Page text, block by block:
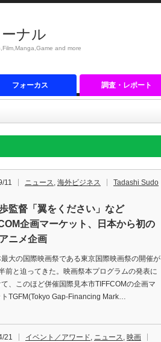
ナル
and more
フォーカス 調査・レポート
11 ニュース, 海外ビジネス Tadashi Sudo
監督「翼をください」など
企画マーケット、日本から初の
ニメ企画
大の国際映画祭である東京国際映画祭の開催が
前と迫ってきた。映画祭本プログラムの発表に
、このほど併催国際見本市TIFFCOMの企画マ
トTGFM(Tokyo Gap-Financing Mark…
21 イベント／アワード, ニュース, 映画